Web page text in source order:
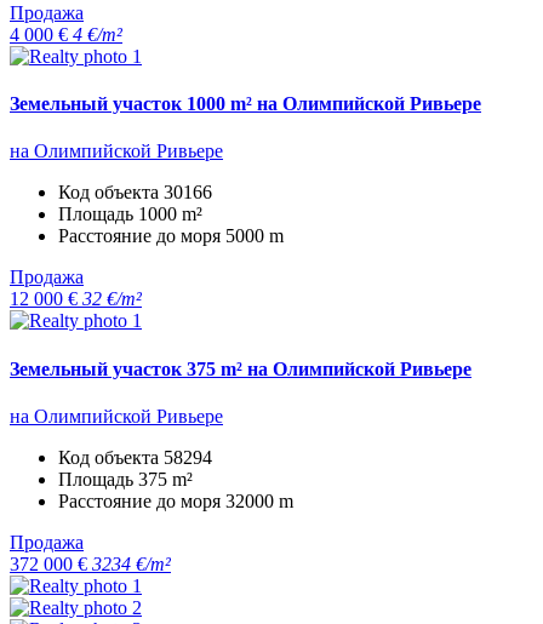
Продажа
4 000 € 4 €/m²
Земельный участок 1000 m² на Олимпийской Ривьере
на Олимпийской Ривьере
Код объекта 30166
Площадь 1000 m²
Расстояние до моря 5000 m
Продажа
12 000 € 32 €/m²
Земельный участок 375 m² на Олимпийской Ривьере
на Олимпийской Ривьере
Код объекта 58294
Площадь 375 m²
Расстояние до моря 32000 m
Продажа
372 000 € 3234 €/m²